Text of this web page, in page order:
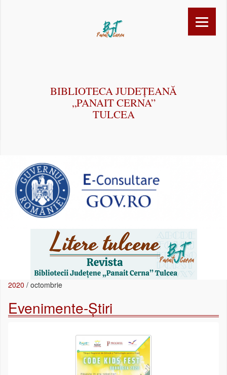
BIBLIOTECA JUDEȚEANĂ
„PANAIT CERNA”
TULCEA
2020 / octombrie
Evenimente-Știri